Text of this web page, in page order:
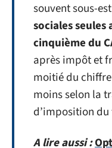
souvent sous-
sociales seules
cinquième du
après impôt et
moitié du
moins selon la
d’imposition du
A lire aussi :